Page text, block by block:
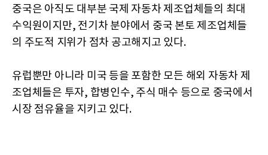
중국은 아직도 대부분 국제 자동차 제조업체들의 최대
수익원이지만, 전기차 분야에서 중국 본토 제조업체들
의 주도적 지위가 점차 공고해지고 있다.
유럽뿐만 아니라 미국 등을 포함한 모든 해외 자동차 제
조업체들은 투자, 합병인수, 주식 매수 등으로 중국에서
시장 점유율을 지키고 있다.